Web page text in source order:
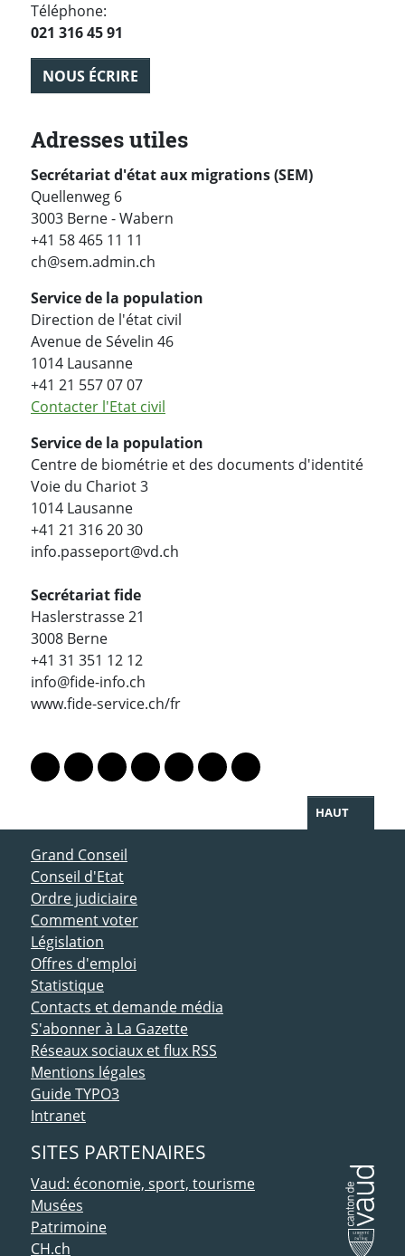
Téléphone:
021 316 45 91
NOUS ÉCRIRE
Adresses utiles
Secrétariat d'état aux migrations (SEM)
Quellenweg 6
3003 Berne - Wabern
+41 58 465 11 11
ch@sem.admin.ch
Service de la population
Direction de l'état civil
Avenue de Sévelin 46
1014 Lausanne
+41 21 557 07 07
Contacter l'Etat civil
Service de la population
Centre de biométrie et des documents d'identité
Voie du Chariot 3
1014 Lausanne
+41 21 316 20 30
info.passeport@vd.ch
Secrétariat fide
Haslerstrasse 21
3008 Berne
+41 31 351 12 12
info@fide-info.ch
www.fide-service.ch/fr
Lien vers le profil Mastodon
Lien vers le profil Bluesky
Lien vers le profil Instagram
Lien vers le profil Linkedin
Lien vers le profil Facebook
Lien vers le profil Twitter
Partager par WhatsApp
HAUT
ACCÈS DIRECT
Grand Conseil
Conseil d'Etat
Ordre judiciaire
Comment voter
Législation
Offres d'emploi
Statistique
Contacts et demande média
S'abonner à La Gazette
Réseaux sociaux et flux RSS
Mentions légales
Guide TYPO3
Intranet
SITES PARTENAIRES
Vaud: économie, sport, tourisme
Musées
Patrimoine
CH.ch